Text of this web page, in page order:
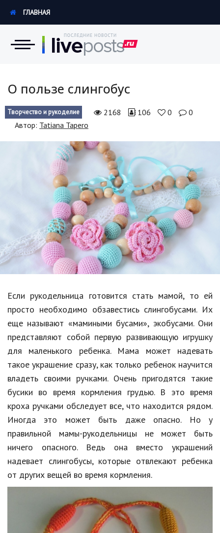
Экономика
Происшествия
Hi-Tech. Интернет
Наука и техника
Политика
Образование
В мире
Культура
Спорт
Знаменитости
Статьи
Обзоры
Рецепты
Красота и здоровье
Hi-Tech. Интернет
Авто, мото
Дом и сад
Недвижимость
Спорт и фитнес
ГЛАВНАЯ
О пользе слингобус
Творчество и рукоделие 2168 106 0
0
Автор: Tatiana Tapero
Если рукодельница готовится стать мамой, то ей
просто необходимо обзавестись слингобусами. Их
еще называют «мамиными бусами», экобусами. Они
представляют собой первую развивающую игрушку
для маленького ребенка. Мама может надевать
такое украшение сразу, как только ребенок научится
владеть своими ручками. Очень пригодятся такие
бусики во время кормления грудью. В это время
кроха ручками обследует все, что находится рядом.
Иногда это может быть даже опасно. Но у
правильной мамы-рукодельницы не может быть
ничего опасного. Ведь она вместо украшений
надевает слингобусы, которые отвлекают ребенка
от других вещей во время кормления.